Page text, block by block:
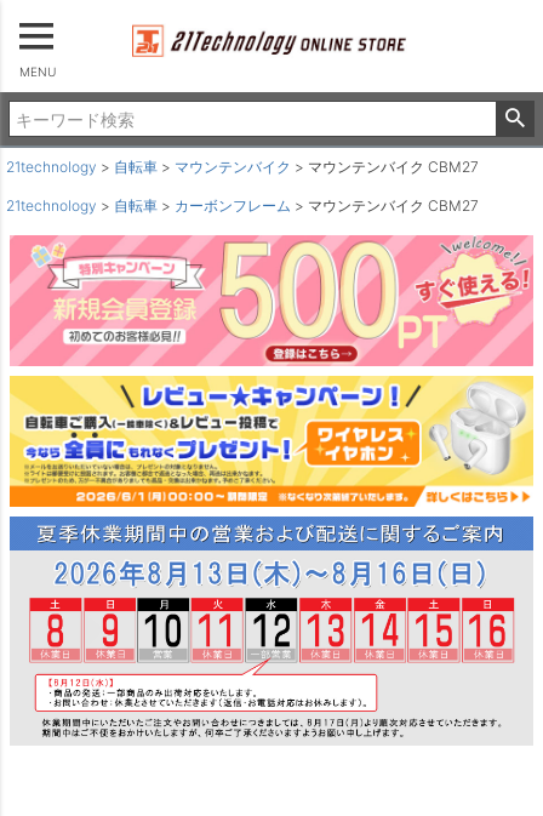
MENU
21technology 自転車 マウンテンバイク マウンテンバイク CBM27
21technology 自転車 カーボンフレーム マウンテンバイク CBM27